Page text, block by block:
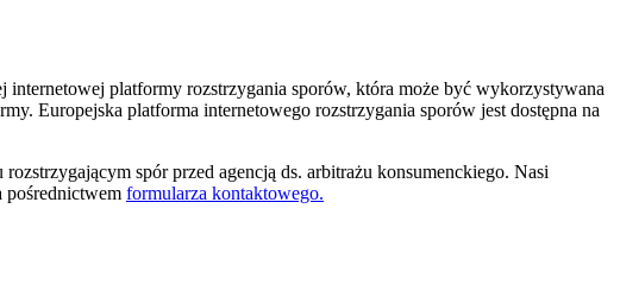
platformy rozstrzygania sporów, która może być wykorzystywana
Europejska platforma internetowego rozstrzygania sporów jest dostępna na
spór przed agencją ds. arbitrażu konsumenckiego. Nasi
pośrednictwem formularza kontaktowego.